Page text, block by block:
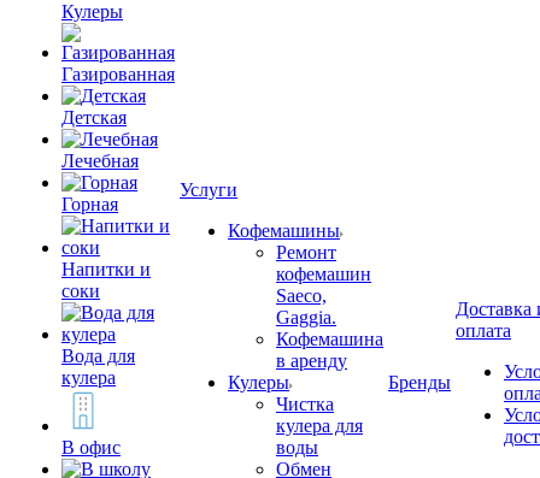
Кулеры
Газированная
Детская
Лечебная
Горная
Напитки и
соки
Вода для
кулера
В офис
Услуги
Кофемашины
Ремонт
кофемашин
Saeco,
Gaggia.
Кофемашина
в аренду
Кулеры
Чистка
кулера для
воды
Обмен
Бренды
Доставка
оплата